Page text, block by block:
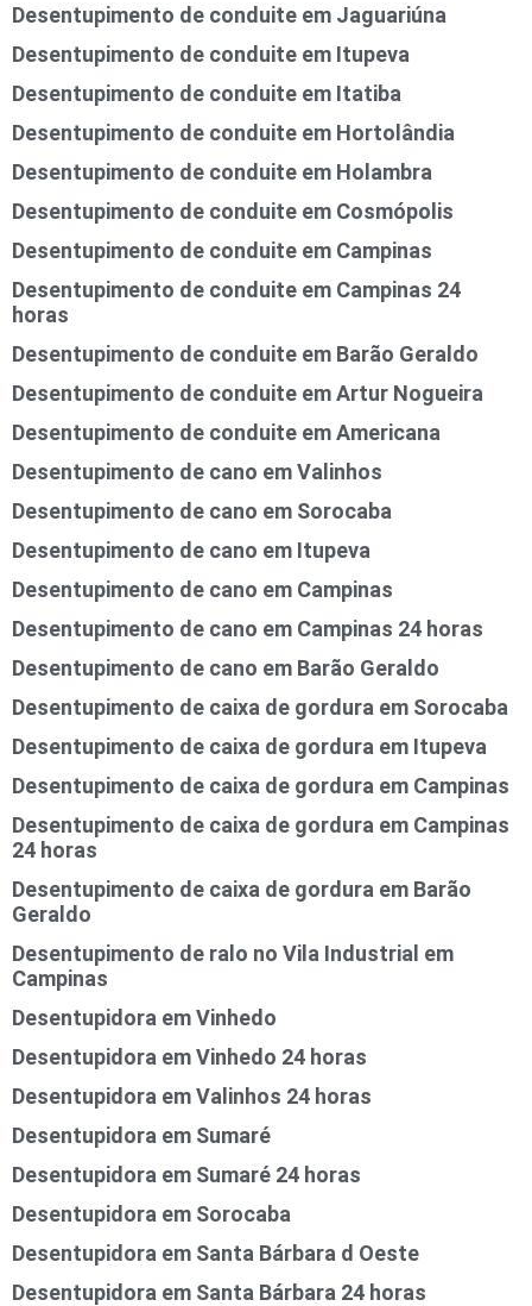
Desentupimento de conduite em Jaguariúna
Desentupimento de conduite em Itupeva
Desentupimento de conduite em Itatiba
Desentupimento de conduite em Hortolândia
Desentupimento de conduite em Holambra
Desentupimento de conduite em Cosmópolis
Desentupimento de conduite em Campinas
Desentupimento de conduite em Campinas 24
horas
Desentupimento de conduite em Barão Geraldo
Desentupimento de conduite em Artur Nogueira
Desentupimento de conduite em Americana
Desentupimento de cano em Valinhos
Desentupimento de cano em Sorocaba
Desentupimento de cano em Itupeva
Desentupimento de cano em Campinas
Desentupimento de cano em Campinas 24 horas
Desentupimento de cano em Barão Geraldo
Desentupimento de caixa de gordura em Sorocaba
Desentupimento de caixa de gordura em Itupeva
Desentupimento de caixa de gordura em Campinas
Desentupimento de caixa de gordura em Campinas
24 horas
Desentupimento de caixa de gordura em Barão
Geraldo
Desentupimento de ralo no Vila Industrial em
Campinas
Desentupidora em Vinhedo
Desentupidora em Vinhedo 24 horas
Desentupidora em Valinhos 24 horas
Desentupidora em Sumaré
Desentupidora em Sumaré 24 horas
Desentupidora em Sorocaba
Desentupidora em Santa Bárbara d Oeste
Desentupidora em Santa Bárbara 24 horas